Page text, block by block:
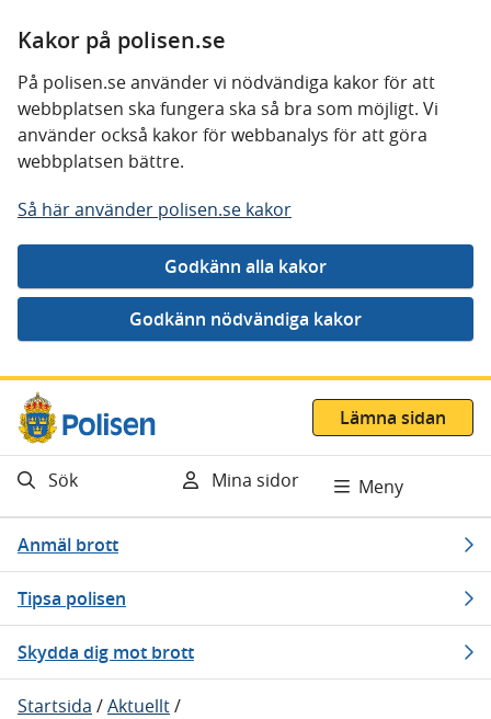
Kakor på polisen.se
På polisen.se använder vi nödvändiga kakor för att
webbplatsen ska fungera ska så bra som möjligt. Vi
använder också kakor för webbanalys för att göra
webbplatsen bättre.
Så här använder polisen.se kakor
Gå direkt till innehåll
Lämna sidan
Sök Mina sidor Meny
Anmäl brott
Tipsa polisen
Skydda dig mot brott
Startsida /Aktuellt/